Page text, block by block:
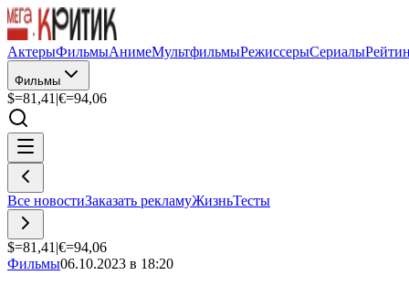
АктерыФильмыАнимеМультфильмыРежиссерыСериалы
Фильмы
$=81,41 |€=94,06
Все новостиЗаказать рекламуЖизньТесты
$=81,41 |€=94,06
Фильмы06.10.2023 в 18:20